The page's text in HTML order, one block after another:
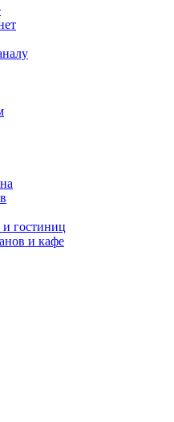
и гостиниц
и кафе